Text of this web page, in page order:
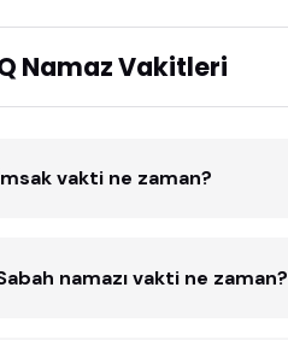
Namaz Vakitleri
vakti ne zaman?
namazı vakti ne zaman?